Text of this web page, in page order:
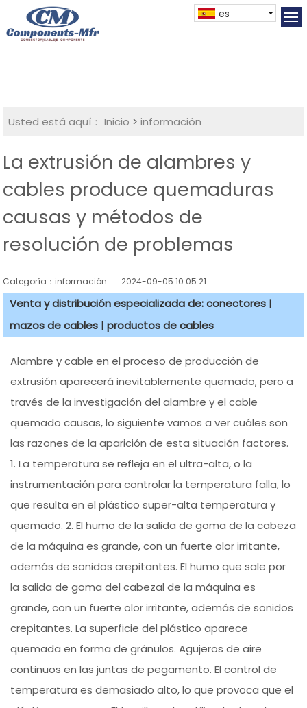
es
Usted está aquí： Inicio >información
La extrusión de alambres y
cables produce quemaduras
causas y métodos de
resolución de problemas
Categoría：información 2024-09-05 10:05:21
Venta y distribución especializada de: conectores |
mazos de cables | productos de cables
Alambre y cable en el proceso de producción de
extrusión aparecerá inevitablemente quemado, pero a
través de la investigación del alambre y el cable
quemado causas, lo siguiente vamos a ver cuáles son
las razones de la aparición de esta situación factores.
1. La temperatura se refleja en el ultra-alta, o la
instrumentación para controlar la temperatura falla, lo
que resulta en el plástico super-alta temperatura y
quemado. 2. El humo de la salida de goma de la cabeza
de la máquina es grande, con un fuerte olor irritante,
además de sonidos crepitantes. El humo que sale por
la salida de goma del cabezal de la máquina es
grande, con un fuerte olor irritante, además de sonidos
crepitantes. La superficie del plástico aparece
quemada en forma de gránulos. Agujeros de aire
continuos en las juntas de pegamento. El control de
temperatura es demasiado alto, lo que provoca que el